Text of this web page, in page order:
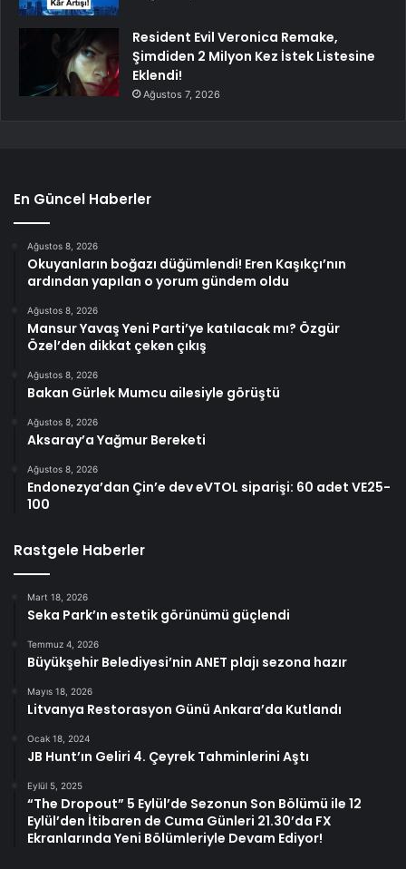
Resident Evil Veronica Remake,
Şimdiden 2 Milyon Kez İstek Listesine
Eklendi!
Ağustos 7, 2026
En Güncel Haberler
Ağustos 8, 2026
Okuyanların boğazı düğümlendi! Eren Kaşıkçı’nın
ardından yapılan o yorum gündem oldu
Ağustos 8, 2026
Mansur Yavaş Yeni Parti’ye katılacak mı? Özgür
Özel’den dikkat çeken çıkış
Ağustos 8, 2026
Bakan Gürlek Mumcu ailesiyle görüştü
Ağustos 8, 2026
Aksaray’a Yağmur Bereketi
Ağustos 8, 2026
Endonezya’dan Çin’e dev eVTOL siparişi: 60 adet VE25-
100
Rastgele Haberler
Mart 18, 2026
Seka Park’ın estetik görünümü güçlendi
Temmuz 4, 2026
Büyükşehir Belediyesi’nin ANET plajı sezona hazır
Mayıs 18, 2026
Litvanya Restorasyon Günü Ankara’da Kutlandı
Ocak 18, 2024
JB Hunt’ın Geliri 4. Çeyrek Tahminlerini Aştı
Eylül 5, 2025
“The Dropout” 5 Eylül’de Sezonun Son Bölümü ile 12
Eylül’den İtibaren de Cuma Günleri 21.30’da FX
Ekranlarında Yeni Bölümleriyle Devam Ediyor!